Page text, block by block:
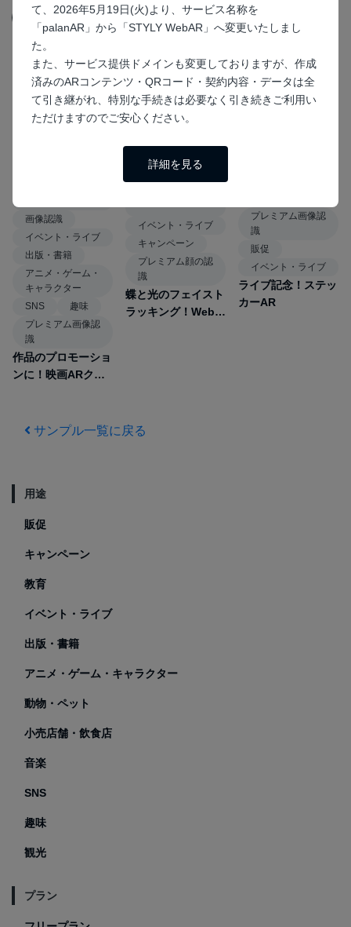
て、2026年5月19日(火)より、サービス名称を
「palanAR」から「STYLY WebAR」へ変更いたしまし
た。
また、サービス提供ドメインも変更しておりますが、作成
済みのARコンテンツ・QRコード・契約内容・データは全
て引き継がれ、特別な手続きは必要なく引き続きご利用い
ただけますのでご安心ください。
詳細を見る
アニメ・ゲーム・キャラクター 趣味
画像認識
イベント・ライブ
出版・書籍
アニメ・ゲーム・
キャラクター
SNS
趣味
プレミアム画像認
識
作品のプロモーショ
ンに！映画ARクイ
イベント・ライブ
キャンペーン
プレミアム顔の認
識
蝶と光のフェイスト
ラッキング！Webで
プレミアム画像認
識
販促
イベント・ライブ
ライブ記念！ステッ
カーAR
サンプル一覧に戻る
用途
販促
キャンペーン
教育
イベント・ライブ
出版・書籍
アニメ・ゲーム・キャラクター
動物・ペット
小売店舗・飲食店
音楽
SNS
趣味
観光
プラン